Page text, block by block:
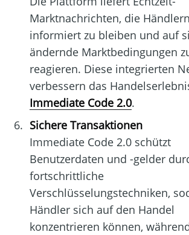
Marktnachrichten, die
informiert zu bleiben und auf
ändernde Marktbedingungen
reagieren. Diese integrierten
verbessern das
Immediate Code 2.0.
Sichere Transaktionen
Immediate Code 2.0 schützt
Benutzerdaten und -gelder
fortschrittliche
Verschlüsselungstechniken,
Händler sich auf den Handel
konzentrieren können,